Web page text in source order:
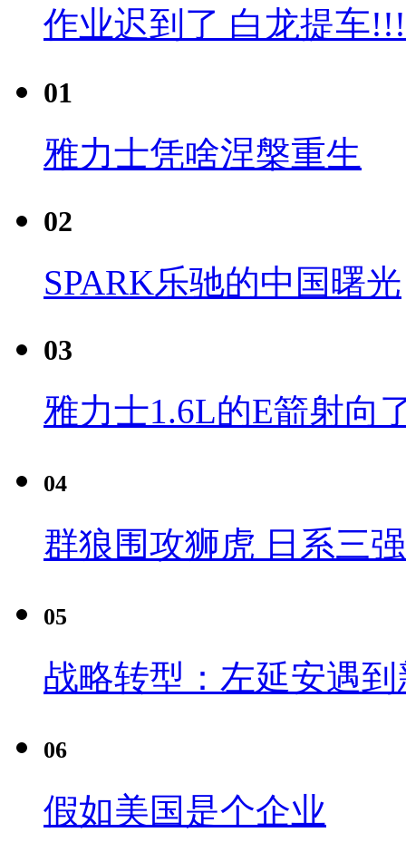
作业迟到了 白龙提车
01
雅力士凭啥涅槃重生
02
SPARK乐驰的中国曙光
03
雅力士1.6L的E箭射向
04
群狼围攻狮虎 日系三
05
战略转型：左延安遇
06
假如美国是个企业